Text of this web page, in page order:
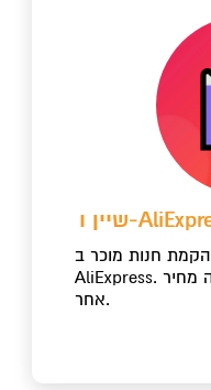
הקמת חנות מוכר ב-Shein Marketplace וב-
AliExpress. גישה למיליוני לקוחות בקצה מחיר
אחר.